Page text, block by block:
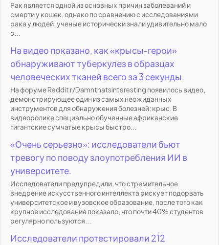
Рак является одной из основных причин заболеваний и
смерти у кошек, однако по сравнению с исследованиями
рака у людей, ученые исторически знали удивительно мало
о...
На видео показано, как «крысы-герои»
обнаруживают туберкулез в образцах
человеческих тканей всего за 3 секунды.
На форуме Reddit r/Damnthatsinteresting появилось видео,
демонстрирующее один из самых неожиданных
инструментов для обнаружения болезней: крыс. В
видеоролике специально обученные африканские
гигантские сумчатые крысы быстро...
«Очень серьезно»: исследователи бьют
тревогу по поводу злоупотребления ИИ в
университете.
Исследователи предупредили, что стремительное
внедрение искусственного интеллекта рискует подорвать
университетское и вузовское образование, после того как
крупное исследование показало, что почти 40% студентов
регулярно пользуются...
Исследователи протестировали 212